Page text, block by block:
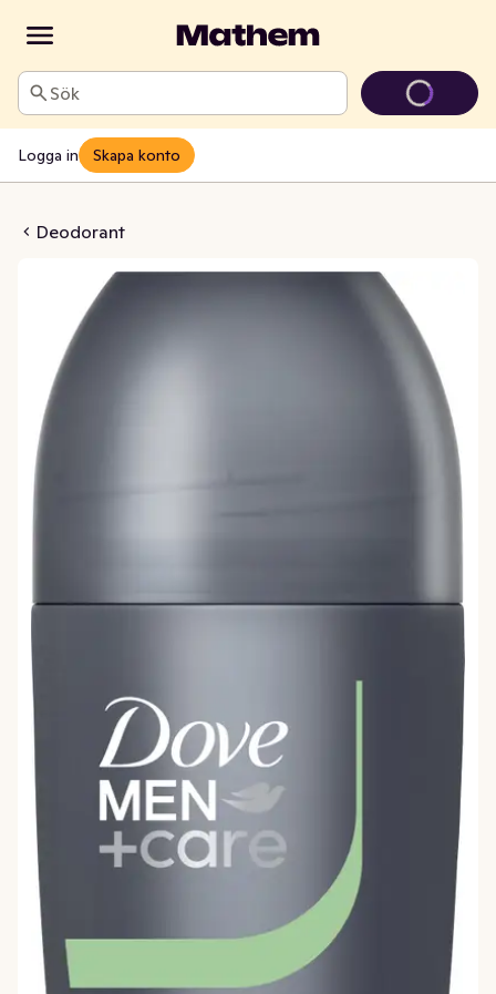
Sök
Logga in Skapa konto
Deodorant
Fresh Men 48h